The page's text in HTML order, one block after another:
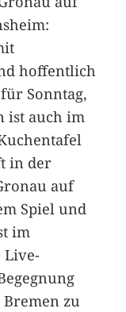
hoffentlich
Sonntag,
ist auch im
in der
auf
Spiel und
im
Live-
zu